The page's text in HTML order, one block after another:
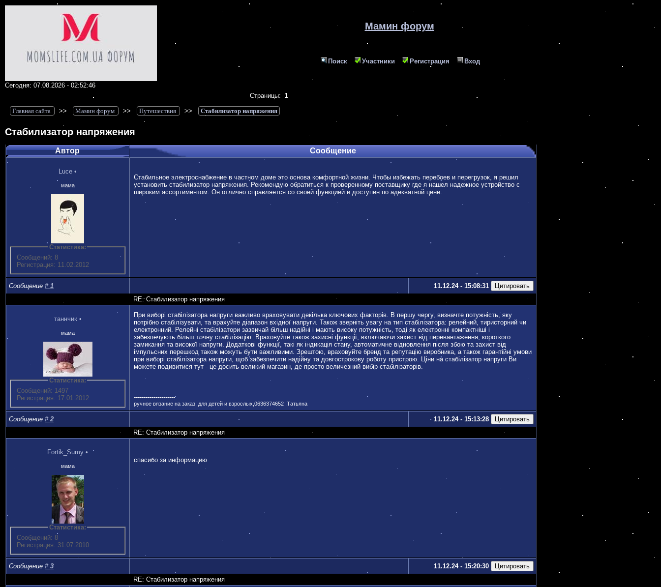
Мамин форум
Поиск Участники Регистрация Вход
Сегодня: 07.08.2026 - 02:52:46
Страницы:1
Главная сайта >> Мамин форум >> Путешествия >> Стабилизатор напряжения
Стабилизатор напряжения
Автор Сообщение
Luce •
мама
Статистика:
Сообщений: 8
Регистрация: 11.02.2012
Стабильное электроснабжение в частном доме это основа комфортной жизни. Чтобы избежать перебоев и перегрузок, я решил
установить стабилизатор напряжения. Рекомендую обратиться к проверенному поставщику где я нашел надежное устройство с
широким ассортиментом. Он отлично справляется со своей функцией и доступен по адекватной цене.
Сообщение#1
11.12.24 - 15:08:31
RE: Стабилизатор напряжения
таннчик •
мама
Статистика:
Сообщений: 1497
Регистрация: 17.01.2012
При виборі стабілізатора напруги важливо враховувати декілька ключових факторів. В першу чергу, визначте потужність, яку
потрібно стабілізувати, та врахуйте діапазон вхідної напруги. Також зверніть увагу на тип стабілізатора: релейний, тиристорний чи
електронний. Релейні стабілізатори зазвичай більш надійні і мають високу потужність, тоді як електронні компактніші і
забезпечують більш точну стабілізацію. Враховуйте також захисні функції, включаючи захист від перевантаження, короткого
замикання та високої напруги. Додаткові функції, такі як індикація стану, автоматичне відновлення після збою та захист від
імпульсних перешкод також можуть бути важливими. Зрештою, враховуйте бренд та репутацію виробника, а також гарантійні умови
при виборі стабілізатора напруги, щоб забезпечити надійну та довгострокову роботу пристрою. Ціни на стабілізатор напруги Ви
можете подивитися тут - це досить великий магазин, де просто величезний вибір стабілізаторів.
---------------------
ручное вязание на заказ, для детей и взрослых,0636374652 ,Татьяна
Сообщение#2
11.12.24 - 15:13:28
RE: Стабилизатор напряжения
Fortik_Sumy •
мама
Статистика:
Сообщений: 8
Регистрация: 31.07.2010
спасибо за информацию
Сообщение#3
11.12.24 - 15:20:30
RE: Стабилизатор напряжения